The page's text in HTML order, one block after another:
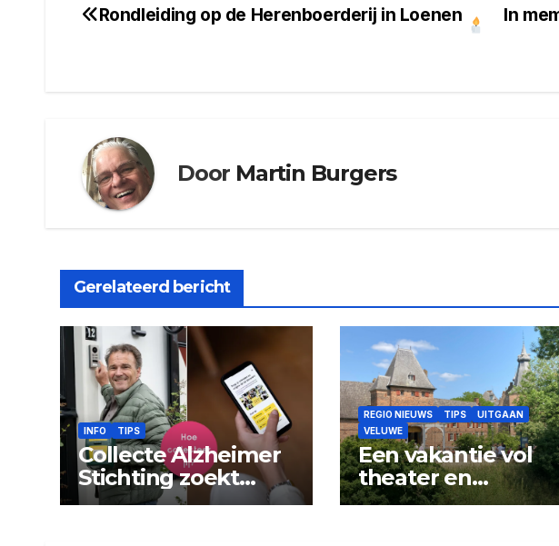
Bericht
In
Rondleiding op de Herenboerderij in Loenen
Door Martin Burgers
Gerelateerd bericht
INFO TIPS
Collecte Alzheimer
Stichting zoekt
collectanten
REGIO NIEUWS TIPS
UITGAAN
VELUWE
Een vakantie vol
theater en
avontuur op